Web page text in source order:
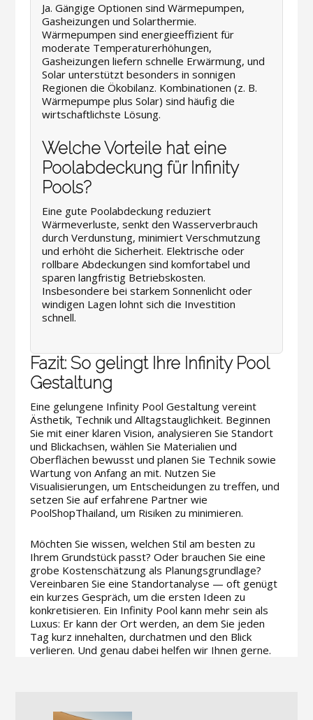
Ja. Gängige Optionen sind Wärmepumpen,
Gasheizungen und Solarthermie.
Wärmepumpen sind energieeffizient für
moderate Temperaturerhöhungen,
Gasheizungen liefern schnelle Erwärmung, und
Solar unterstützt besonders in sonnigen
Regionen die Ökobilanz. Kombinationen (z. B.
Wärmepumpe plus Solar) sind häufig die
wirtschaftlichste Lösung.
Welche Vorteile hat eine
Poolabdeckung für Infinity
Pools?
Eine gute Poolabdeckung reduziert
Wärmeverluste, senkt den Wasserverbrauch
durch Verdunstung, minimiert Verschmutzung
und erhöht die Sicherheit. Elektrische oder
rollbare Abdeckungen sind komfortabel und
sparen langfristig Betriebskosten.
Insbesondere bei starkem Sonnenlicht oder
windigen Lagen lohnt sich die Investition
schnell.
Fazit: So gelingt Ihre Infinity Pool
Gestaltung
Eine gelungene Infinity Pool Gestaltung vereint
Ästhetik, Technik und Alltagstauglichkeit. Beginnen
Sie mit einer klaren Vision, analysieren Sie Standort
und Blickachsen, wählen Sie Materialien und
Oberflächen bewusst und planen Sie Technik sowie
Wartung von Anfang an mit. Nutzen Sie
Visualisierungen, um Entscheidungen zu treffen, und
setzen Sie auf erfahrene Partner wie
PoolShopThailand, um Risiken zu minimieren.
Möchten Sie wissen, welchen Stil am besten zu
Ihrem Grundstück passt? Oder brauchen Sie eine
grobe Kostenschätzung als Planungsgrundlage?
Vereinbaren Sie eine Standortanalyse — oft genügt
ein kurzes Gespräch, um die ersten Ideen zu
konkretisieren. Ein Infinity Pool kann mehr sein als
Luxus: Er kann der Ort werden, an dem Sie jeden
Tag kurz innehalten, durchatmen und den Blick
verlieren. Und genau dabei helfen wir Ihnen gerne.